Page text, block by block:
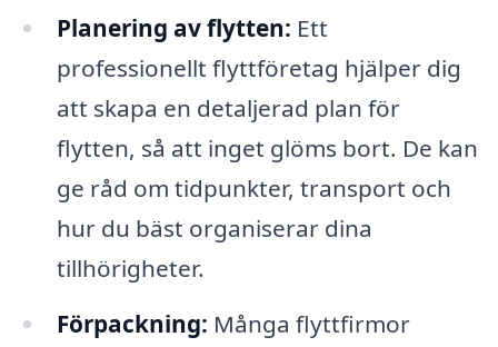
Planering av flytten: Ett
professionellt flyttföretag hjälper dig
att skapa en detaljerad plan för
flytten, så att inget glöms bort. De kan
ge råd om tidpunkter, transport och
hur du bäst organiserar dina
tillhörigheter.
Förpackning: Många flyttfirmor